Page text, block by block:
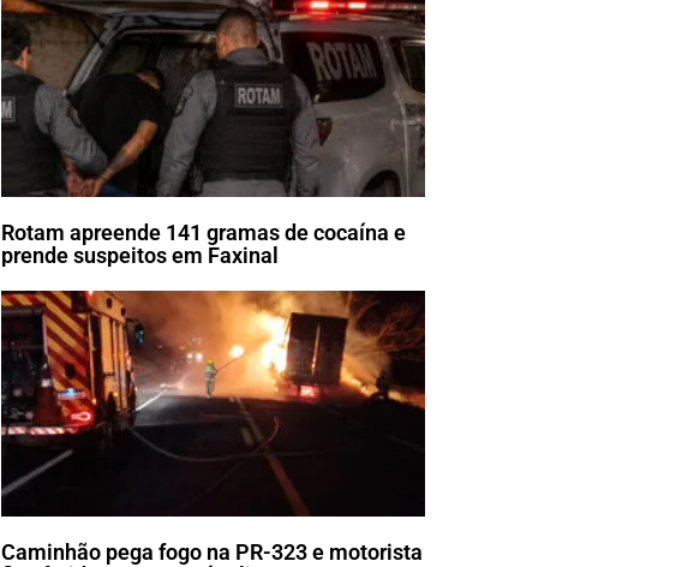
Rotam apreende 141 gramas de cocaína e
prende suspeitos em Faxinal
Caminhão pega fogo na PR-323 e motorista